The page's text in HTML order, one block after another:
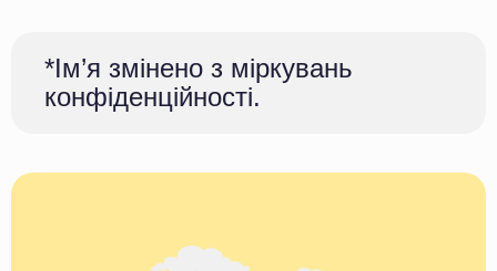
*Ім’я змінено з міркувань
конфіденційності.